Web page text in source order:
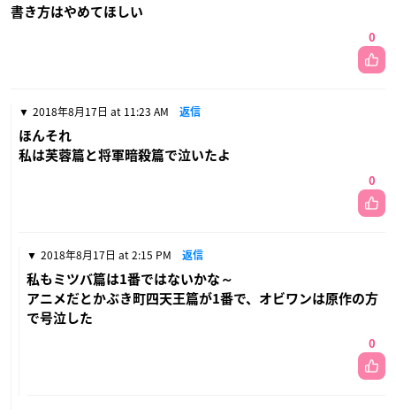
書き方はやめてほしい
0
2018年8月17日 at 11:23 AM 返信
ほんそれ
私は芙蓉篇と将軍暗殺篇で泣いたよ
0
2018年8月17日 at 2:15 PM 返信
私もミツバ篇は1番ではないかな～
アニメだとかぶき町四天王篇が1番で、オビワンは原作の方
で号泣した
0